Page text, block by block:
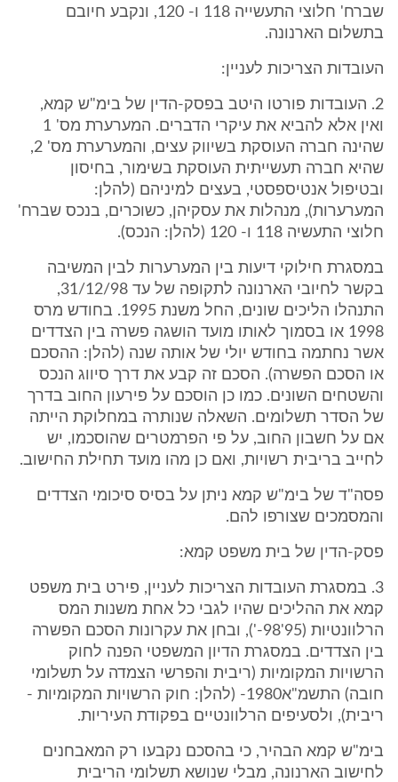
שברח' חלוצי התעשייה 118 ו- 120, ונקבע חיובם
בתשלום הארנונה.
העובדות הצריכות לעניין:
2. העובדות פורטו היטב בפסק-הדין של בימ"ש קמא,
ואין אלא להביא את עיקרי הדברים. המערערת מס' 1
שהינה חברה העוסקת בשיווק עצים, והמערערת מס' 2,
שהיא חברה תעשייתית העוסקת בשימור, בחיסון
ובטיפול אנטיספסטי, בעצים למיניהם (להלן:
המערערות), מנהלות את עסקיהן, כשוכרים, בנכס שברח'
חלוצי התעשיה 118 ו- 120 (להלן: הנכס).
במסגרת חילוקי דיעות בין המערערות לבין המשיבה
בקשר לחיובי הארנונה לתקופה של עד 31/12/98,
התנהלו הליכים שונים, החל משנת 1995. בחודש מרס
1998 או בסמוך לאותו מועד הושגה פשרה בין הצדדים
אשר נחתמה בחודש יולי של אותה שנה (להלן: ההסכם
או הסכם הפשרה). הסכם זה קבע את דרך סיווג הנכס
והשטחים השונים. כמו כן הוסכם על פירעון החוב בדרך
של הסדר תשלומים. השאלה שנותרה במחלוקת הייתה
אם על חשבון החוב, על פי הפרמטרים שהוסכמו, יש
לחייב בריבית רשויות, ואם כן מהו מועד תחילת החישוב.
פסה"ד של בימ"ש קמא ניתן על בסיס סיכומי הצדדים
והמסמכים שצורפו להם.
פסק-הדין של בית משפט קמא:
3. במסגרת העובדות הצריכות לעניין, פירט בית משפט
קמא את ההליכים שהיו לגבי כל אחת משנות המס
הרלוונטיות (95'98-'), ובחן את עקרונות הסכם הפשרה
בין הצדדים. במסגרת הדיון המשפטי הפנה לחוק
הרשויות המקומיות (ריבית והפרשי הצמדה על תשלומי
חובה) התשמ"א1980- (להלן: חוק הרשויות המקומיות -
ריבית), ולסעיפים הרלוונטיים בפקודת העיריות.
בימ"ש קמא הבהיר, כי בהסכם נקבעו רק המאבחנים
לחישוב הארנונה, מבלי שנושא תשלומי הריבית